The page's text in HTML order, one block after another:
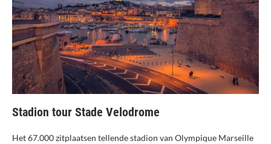
Stadion tour Stade Velodrome
Het 67.000 zitplaatsen tellende stadion van Olympique Marseille